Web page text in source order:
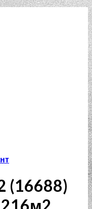
(16688)